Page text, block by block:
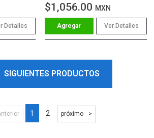
Detalles
$1,056.00 MXN
Ver Detalles
SIGUIENTES PRODUCTOS
1 2 próximo